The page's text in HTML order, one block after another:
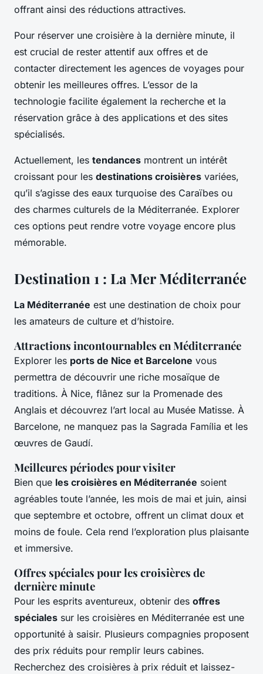
offrant ainsi des réductions attractives.
Pour réserver une croisière à la dernière minute, il
est crucial de rester attentif aux offres et de
contacter directement les agences de voyages pour
obtenir les meilleures offres. L’essor de la
technologie facilite également la recherche et la
réservation grâce à des applications et des sites
spécialisés.
Actuellement, les tendances montrent un intérêt
croissant pour les destinations croisières variées,
qu’il s’agisse des eaux turquoise des Caraïbes ou
des charmes culturels de la Méditerranée. Explorer
ces options peut rendre votre voyage encore plus
mémorable.
Destination 1 : La Mer Méditerranée
La Méditerranée est une destination de choix pour
les amateurs de culture et d’histoire.
Attractions incontournables en Méditerranée
Explorer les ports de Nice et Barcelone vous
permettra de découvrir une riche mosaïque de
traditions. À Nice, flânez sur la Promenade des
Anglais et découvrez l’art local au Musée Matisse. À
Barcelone, ne manquez pas la Sagrada Família et les
œuvres de Gaudí.
Meilleures périodes pour visiter
Bien que les croisières en Méditerranée soient
agréables toute l’année, les mois de mai et juin, ainsi
que septembre et octobre, offrent un climat doux et
moins de foule. Cela rend l’exploration plus plaisante
et immersive.
Offres spéciales pour les croisières de
dernière minute
Pour les esprits aventureux, obtenir des offres
spéciales sur les croisières en Méditerranée est une
opportunité à saisir. Plusieurs compagnies proposent
des prix réduits pour remplir leurs cabines.
Recherchez des croisières à prix réduit et laissez-